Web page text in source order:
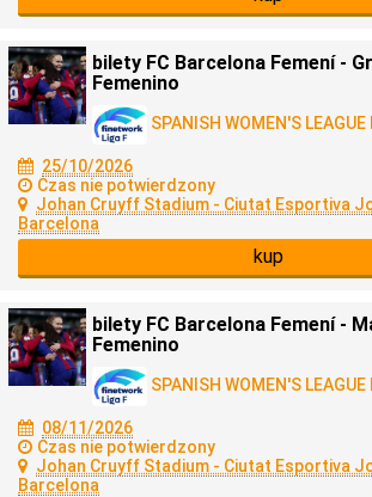
bilety FC Barcelona Femení -
Femenino
SPANISH WOMEN'S LEAGUE
25/10/2026
Czas nie potwierdzony
Johan Cruyff Stadium - Ciutat Esportiva
Barcelona
kup
bilety FC Barcelona Femení -
Femenino
SPANISH WOMEN'S LEAGUE
08/11/2026
Czas nie potwierdzony
Johan Cruyff Stadium - Ciutat Esportiva
Barcelona